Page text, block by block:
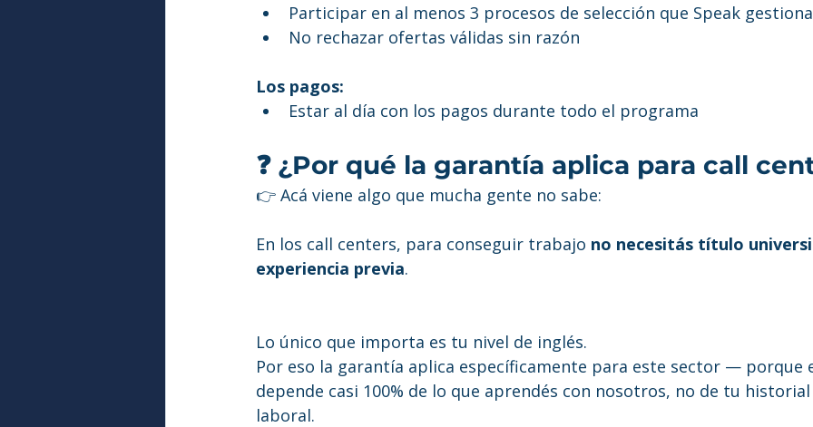
Participar en al menos 3 procesos de selección que Speak gestiona
No rechazar ofertas válidas sin razón
Los pagos:
Estar al día con los pagos durante todo el programa
❓ ¿Por qué la garantía aplica para call
👉 Acá viene algo que mucha gente no sabe:
En los call centers, para conseguir trabajo no necesitás título
experiencia previa.
Lo único que importa es tu nivel de inglés.
Por eso la garantía aplica específicamente para este sector —
depende casi 100% de lo que aprendés con nosotros, no de tu
laboral.